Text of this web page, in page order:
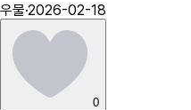
우물·2026-02-18
0